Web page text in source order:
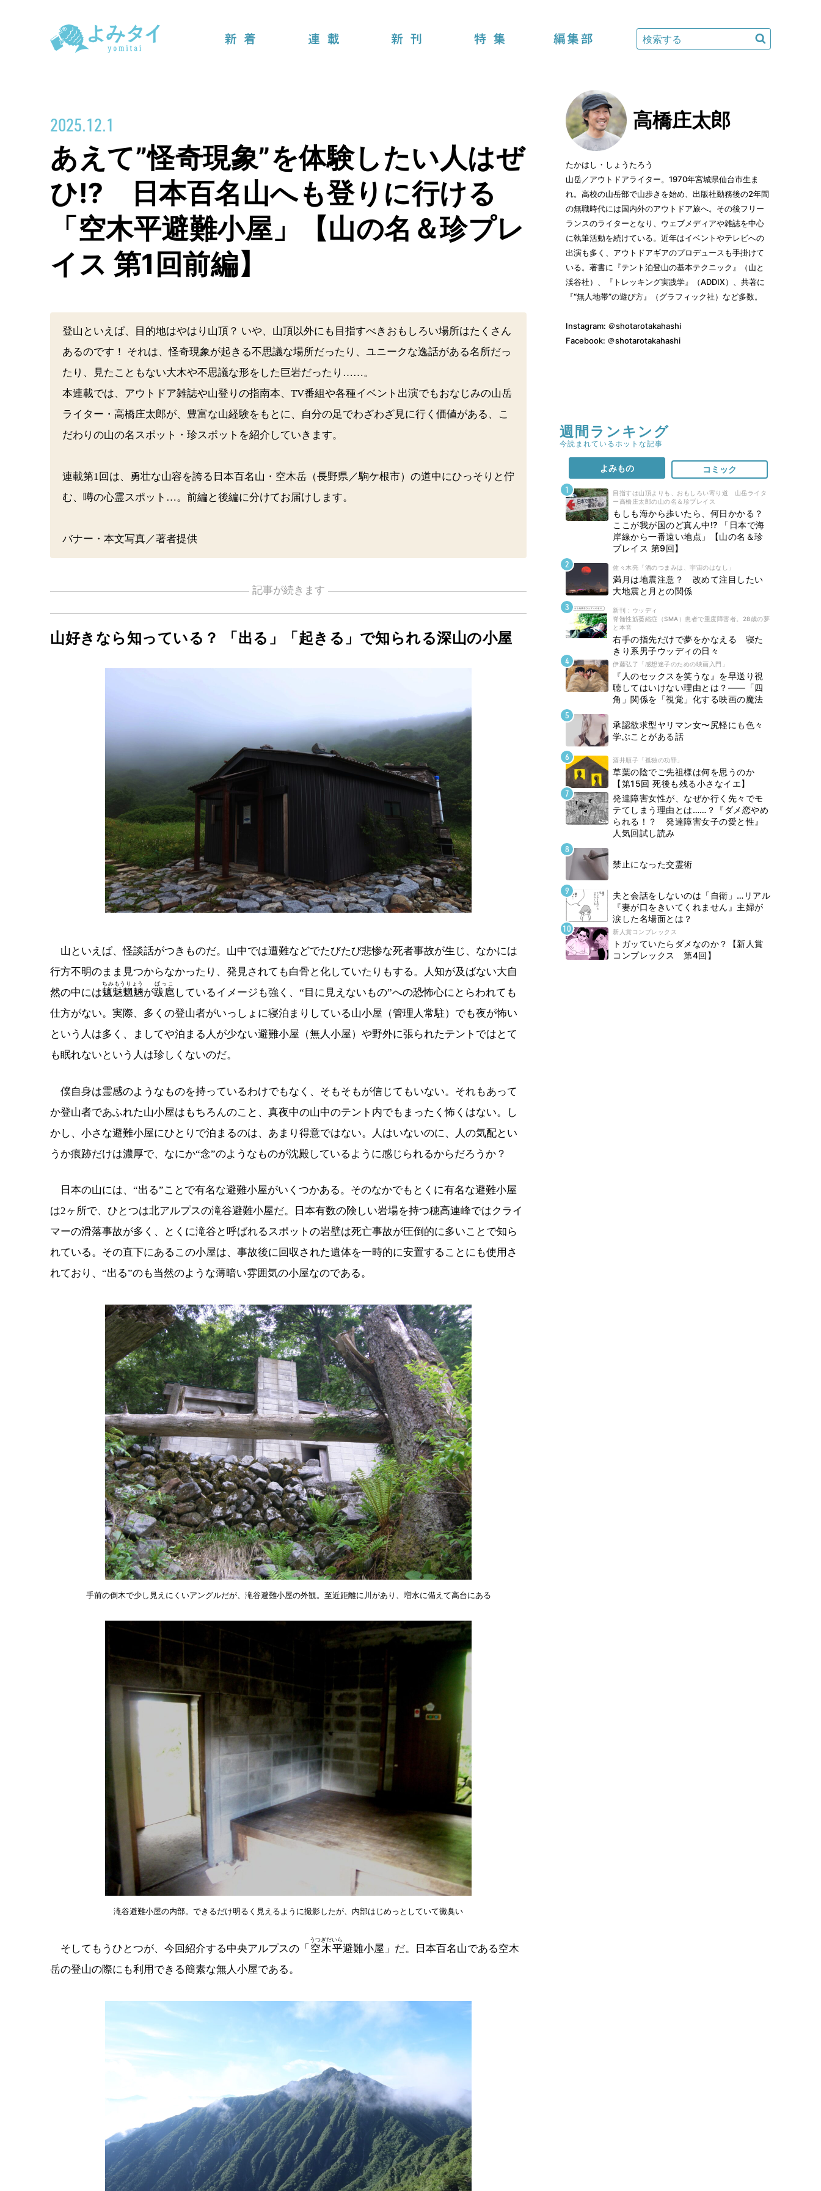
2025.12.1
あえて”怪奇現象”を体験したい人はぜ
ひ⁉ 日本百名山へも登りに行ける
「空木平避難小屋」【山の名＆珍プレ
イス 第1回前編】
登山といえば、目的地はやはり山頂？ いや、山頂以外にも目指すべきおもしろい場所はたくさん
あるのです！ それは、怪奇現象が起きる不思議な場所だったり、ユニークな逸話がある名所だっ
たり、見たこともない大木や不思議な形をした巨岩だったり……。
本連載では、アウトドア雑誌や山登りの指南本、TV番組や各種イベント出演でもおなじみの山岳
ライター・高橋庄太郎が、豊富な山経験をもとに、自分の足でわざわざ見に行く価値がある、こ
だわりの山の名スポット・珍スポットを紹介していきます。
連載第1回は、勇壮な山容を誇る日本百名山・空木岳（長野県／駒ケ根市）の道中にひっそりと佇
む、噂の心霊スポット…。前編と後編に分けてお届けします。
バナー・本文写真／著者提供
記事が続きます
山好きなら知っている？ 「出る」「起きる」で知られる深山の小屋
山といえば、怪談話がつきものだ。山中では遭難などでたびたび悲惨な死者事故が生じ、なかには
行方不明のまま見つからなかったり、発見されても白骨と化していたりもする。人知が及ばない大自
然の中には魑魅魍魎
ちみもうりょう
が跋扈
ばっこ
しているイメージも強く、“目に見えないもの”への恐怖心にとらわれても
仕方がない。実際、多くの登山者がいっしょに寝泊まりしている山小屋（管理人常駐）でも夜が怖い
という人は多く、ましてや泊まる人が少ない避難小屋（無人小屋）や野外に張られたテントではとて
も眠れないという人は珍しくないのだ。
僕自身は霊感のようなものを持っているわけでもなく、そもそもが信じてもいない。それもあって
か登山者であふれた山小屋はもちろんのこと、真夜中の山中のテント内でもまったく怖くはない。し
かし、小さな避難小屋にひとりで泊まるのは、あまり得意ではない。人はいないのに、人の気配とい
うか痕跡だけは濃厚で、なにか“念”のようなものが沈殿しているように感じられるからだろうか？
日本の山には、“出る”ことで有名な避難小屋がいくつかある。そのなかでもとくに有名な避難小屋
は2ヶ所で、ひとつは北アルプスの滝谷避難小屋だ。日本有数の険しい岩場を持つ穂高連峰ではクライ
マーの滑落事故が多く、とくに滝谷と呼ばれるスポットの岩壁は死亡事故が圧倒的に多いことで知ら
れている。その直下にあるこの小屋は、事故後に回収された遺体を一時的に安置することにも使用さ
れており、“出る”のも当然のような薄暗い雰囲気の小屋なのである。
手前の倒木で少し見えにくいアングルだが、滝谷避難小屋の外観。至近距離に川があり、増水に備えて高台にある
滝谷避難小屋の内部。できるだけ明るく見えるように撮影したが、内部はじめっとしていて黴臭い
そしてもうひとつが、今回紹介する中央アルプスの「 空木平
うつぎだいら
避難小屋」だ。日本百名山である空木
岳の登山の際にも利用できる簡素な無人小屋である。
高橋庄太郎
たかはし・しょうたろう
山岳／アウトドアライター。1970年宮城県仙台市生ま
れ。高校の山岳部で山歩きを始め、出版社勤務後の2年間
の無職時代には国内外のアウトドア旅へ。その後フリー
ランスのライターとなり、ウェブメディアや雑誌を中心
に執筆活動を続けている。近年はイベントやテレビへの
出演も多く、アウトドアギアのプロデュースも手掛けて
いる。著書に『テント泊登山の基本テクニック』（山と
渓谷社）、『トレッキング実践学』（ADDIX）、共著に
『“無人地帯”の遊び方』（グラフィック社）など多数。
Instagram: ＠shotarotakahashi
Facebook: ＠shotarotakahashi
週間ランキング
今読まれているホットな記事
よみもの コミック
目指すは山頂よりも、おもしろい寄り道 山岳ライタ
ー高橋庄太郎の山の名＆珍プレイス
もしも海から歩いたら、何日かかる？
ここが我が国のど真ん中!? 「日本で海
岸線から一番遠い地点」【山の名＆珍
プレイス 第9回】
佐々木亮「酒のつまみは、宇宙のはなし」
満月は地震注意？ 改めて注目したい
大地震と月との関係
新刊 : ウッディ
脊髄性筋萎縮症（SMA）患者で重度障害者。28歳の夢
と本音
右手の指先だけで夢をかなえる 寝た
きり系男子ウッディの日々
伊藤弘了「感想迷子のための映画入門」
『人のセックスを笑うな』を早送り視
聴してはいけない理由とは？――「四
角」関係を「視覚」化する映画の魔法
承認欲求型ヤリマン女〜尻軽にも色々
学ぶことがある話
酒井順子「孤独の功罪」
草葉の陰でご先祖様は何を思うのか
【第15回 死後も残る小さなイエ】
発達障害女性が、なぜか行く先々でモ
テてしまう理由とは……？『ダメ恋やめ
られる！？ 発達障害女子の愛と性』
人気回試し読み
禁止になった交霊術
夫と会話をしないのは「自衛」…リアル
『妻が口をきいてくれません』主婦が
涙した名場面とは？
新人賞コンプレックス
トガッていたらダメなのか？【新人賞
コンプレックス 第4回】